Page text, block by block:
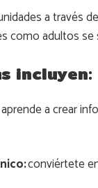
a través
como adultos
incluyen:
aprende a crear
conviértete